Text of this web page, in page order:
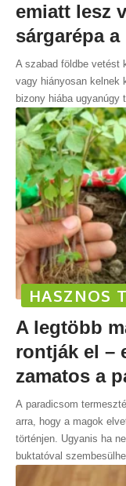
emiatt lesz
sárgarépa
A szabad földbe vetést
vagy hiányosan kelnek
bizony hiába
HASZNOS
A legtöbb
rontják el –
zamatos a
A paradicsom
arra, hogy a magok
történjen. Ugyanis ha
buktatóval